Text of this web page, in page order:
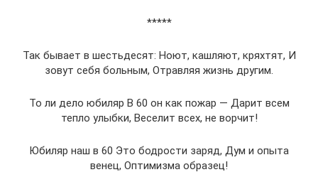
*****
Так бывает в шестьдесят: Ноют, кашляют, кряхтят, И
зовут себя больным, Отравляя жизнь другим.
То ли дело юбиляр В 60 он как пожар — Дарит всем
тепло улыбки, Веселит всех, не ворчит!
Юбиляр наш в 60 Это бодрости заряд, Дум и опыта
венец, Оптимизма образец!